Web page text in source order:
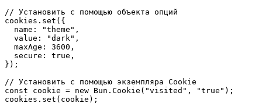
// Установить с помощью объекта опций
cookies. set ({
  name:
"theme" ,
  value:
"dark" ,
  maxAge:
3600 ,
  secure:
true ,
});
// Установить с помощью экземпляра Cookie
const cookie = new Bun. Cookie ( "visited" , "true" );
cookies. set (cookie);